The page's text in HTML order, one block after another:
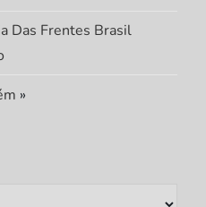
Das Frentes Brasil
»